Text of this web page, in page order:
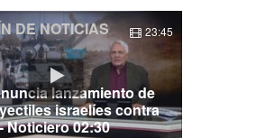
lanzamiento de
israelíes contra
Noticiero 02:30
DE NOTICIAS 23:45